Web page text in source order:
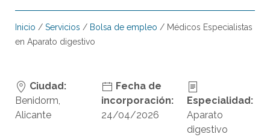
Inicio / Servicios / Bolsa de empleo / Médicos Especialistas
en Aparato digestivo
Ciudad:
Benidorm,
Alicante
Fecha de
incorporación:
24/04/2026
Especialidad:
Aparato
digestivo